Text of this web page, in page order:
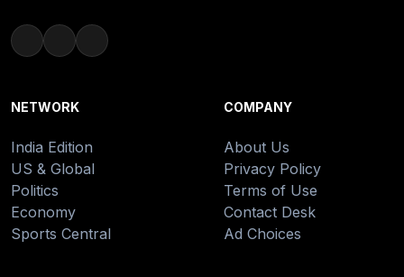
NETWORK
India Edition
US & Global
Politics
Economy
Sports Central
COMPANY
About Us
Privacy Policy
Terms of Use
Contact Desk
Ad Choices